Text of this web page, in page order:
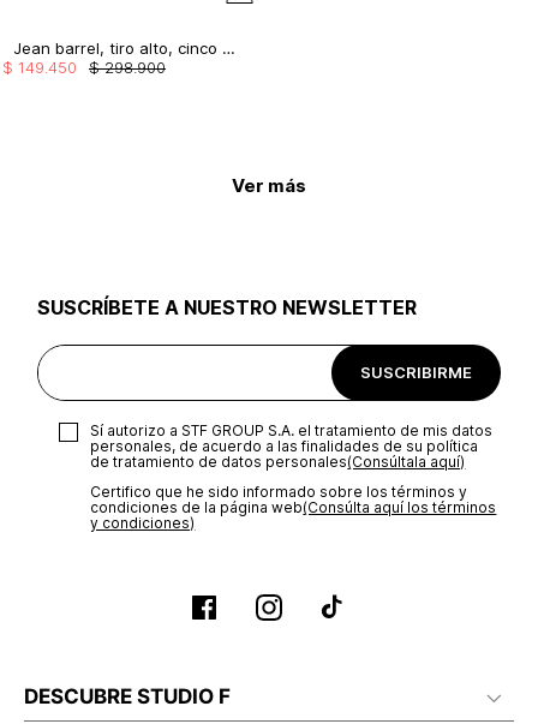
Jean barrel, tiro alto, cinco bolsillos, cortes en rodilla.
$ 298.900
$ 149 450
Ver más
SUSCRÍBETE A NUESTRO NEWSLETTER
SUSCRIBIRME
Sí autorizo a STF GROUP S.A. el tratamiento de mis datos
personales, de acuerdo a las finalidades de su política
de tratamiento de datos personales‎(Consúltala aquí)
Certifico que he sido informado sobre los términos y
condiciones de la página web‎(Consúlta aquí los términos
y condiciones)
DESCUBRE STUDIO F